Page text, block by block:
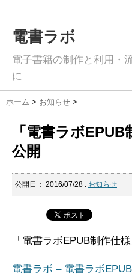
電書ラボ
電子書籍の制作と利用・
に
ホーム > お知らせ >
「電書ラボ
公開
公開日： 2016/07/28 : お知らせ
「電書ラボEPUB制作仕
電書ラボ – 電書ラボ